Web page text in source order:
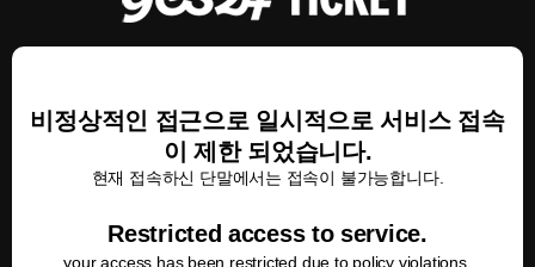
비정상적인 접근으로 일시적으로 서비스 접속
이 제한 되었습니다.
현재 접속하신 단말에서는 접속이 불가능합니다.
Restricted access to service.
your access has been restricted due to policy violations.